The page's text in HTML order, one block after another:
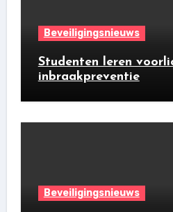
Beveiligingsnieuws
Studenten leren
inbraakpreventie
Beveiligingsnieuws